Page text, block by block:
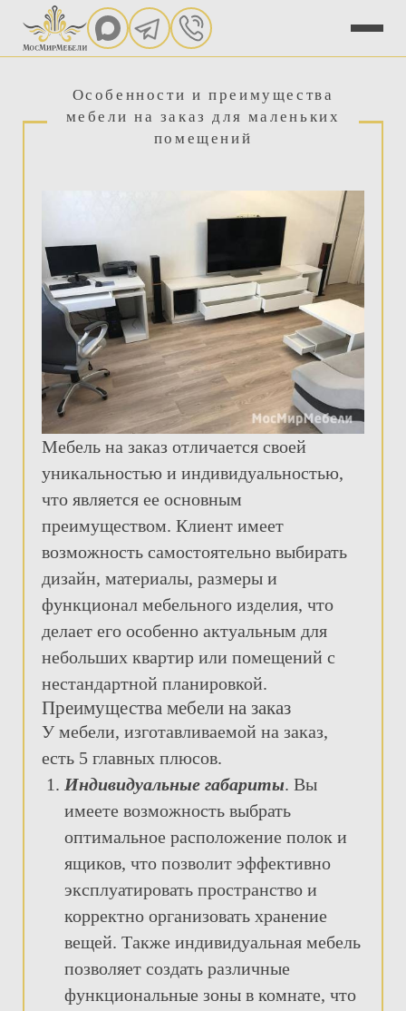
Особенности и преимущества
мебели на заказ для маленьких
помещений
Мебель на заказ отличается своей
уникальностью и индивидуальностью,
что является ее основным
преимуществом. Клиент имеет
возможность самостоятельно выбирать
дизайн, материалы, размеры и
функционал мебельного изделия, что
делает его особенно актуальным для
небольших квартир или помещений с
нестандартной планировкой.
Преимущества мебели на заказ
У мебели, изготавливаемой на заказ,
есть 5 главных плюсов.
Индивидуальные габариты. Вы
имеете возможность выбрать
оптимальное расположение полок и
ящиков, что позволит эффективно
эксплуатировать пространство и
корректно организовать хранение
вещей. Также индивидуальная мебель
позволяет создать различные
функциональные зоны в комнате, что